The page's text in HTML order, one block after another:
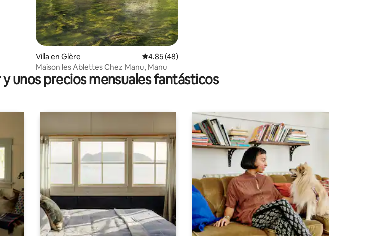
Villa en Glère Calificación promedio: 4.85 de 5; 48 evaluaciones
4.85 (48)
Maison les Ablettes Chez Manu, Manu
unos precios mensuales fantásticos